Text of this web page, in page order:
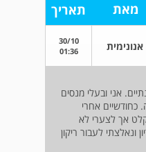
מאת תאריך
אנונימית
30/10
01:36
שנתיים. אני ובעלי מנסים
אחרי
אך לצערי לא
לעבור ריקון